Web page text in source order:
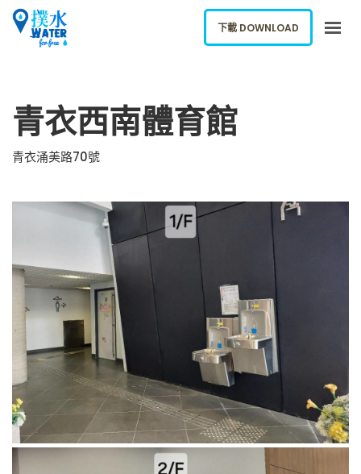
下載應用
ENGLISH
下載 DOWNLOAD
青衣西南體育館
青衣涌美路70號
下載 DOWNLOAD